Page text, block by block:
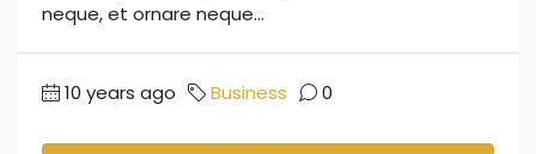
neque, et ornare neque...
10 years ago Business 0